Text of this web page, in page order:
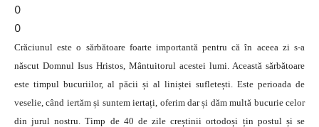
0
0
Crăciunul este o sărbătoare foarte importantă pentru că în aceea zi s-a
născut Domnul Isus Hristos, Mântuitorul acestei lumi. Această sărbătoare
este timpul bucuriilor, al păcii și al liniștei sufletești. Este perioada de
veselie, când iertăm și suntem iertați, oferim dar și dăm multă bucurie celor
din jurul nostru. Timp de 40 de zile creștinii ortodoși țin postul și se